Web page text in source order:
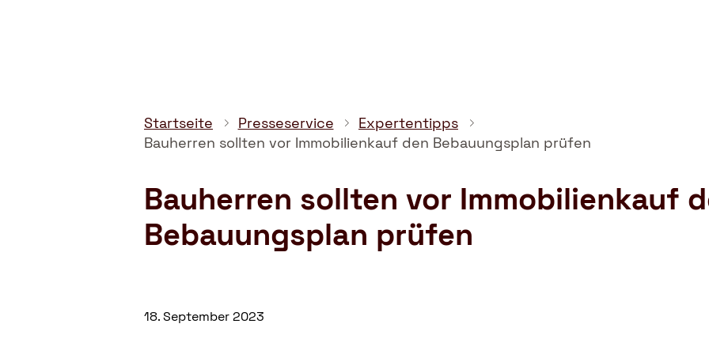
Startseite Presseservice
Expertentipps
Bauherren sollten vor Immobilienkauf den Bebauungsplan prüfen
Bauherren sollten vor Immobilienkauf
Bebauungsplan prüfen
18. September 2023